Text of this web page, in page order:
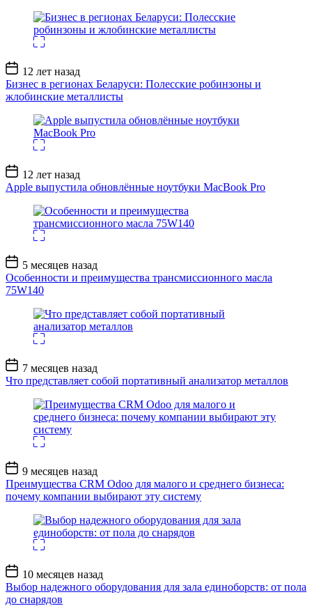
Дата
записи
12 лет назад
Бизнес в регионах Беларуси: Полесские робинзоны и
жлобинские металлисты
Дата
записи
12 лет назад
Apple выпустила обновлённые ноутбуки MacBook Pro
Дата
записи
5 месяцев назад
Особенности и преимущества трансмиссионного масла
75W140
Дата
записи
7 месяцев назад
Что представляет собой портативный анализатор металлов
Дата
записи
9 месяцев назад
Преимущества CRM Odoo для малого и среднего бизнеса:
почему компании выбирают эту систему
Дата
записи
10 месяцев назад
Выбор надежного оборудования для зала единоборств: от пола
до снарядов